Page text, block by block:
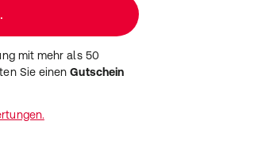
mit mehr als 50
Sie einenGutschein